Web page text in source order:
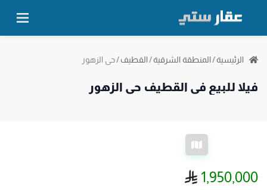
الرئيسية/المنطقة الشرقية/القطيف/حي الزهور
فيلا للبيع في القطيف حي الزهور
1,950,000